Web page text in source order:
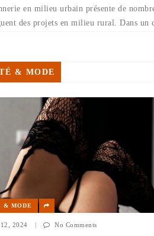
en milieu urbain présente de
des projets en milieu rural. Dans un
& MODE
& MODE
2024 | No Comments